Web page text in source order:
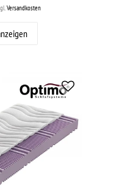
Versandkosten